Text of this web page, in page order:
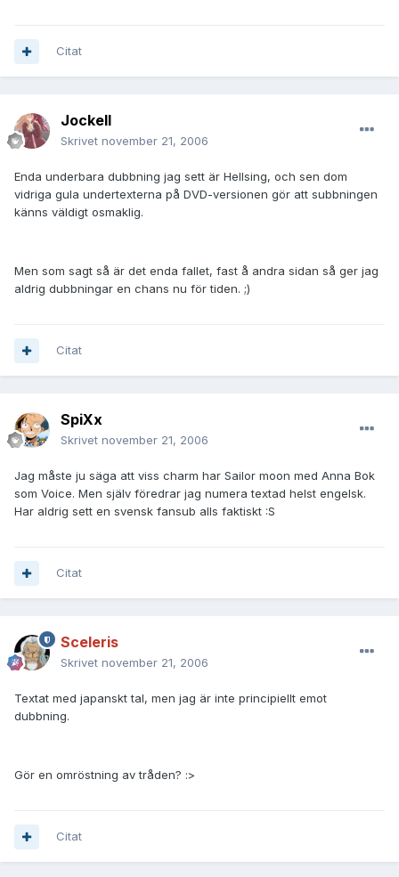
Citat
JockeII
Skrivet november 21, 2006
Enda underbara dubbning jag sett är Hellsing, och sen dom
vidriga gula undertexterna på DVD-versionen gör att subbningen
känns väldigt osmaklig.
Men som sagt så är det enda fallet, fast å andra sidan så ger jag
aldrig dubbningar en chans nu för tiden. ;)
Citat
SpiXx
Skrivet november 21, 2006
Jag måste ju säga att viss charm har Sailor moon med Anna Bok
som Voice. Men själv föredrar jag numera textad helst engelsk.
Har aldrig sett en svensk fansub alls faktiskt :S
Citat
Sceleris
Skrivet november 21, 2006
Textat med japanskt tal, men jag är inte principiellt emot
dubbning.
Gör en omröstning av tråden? :>
Citat